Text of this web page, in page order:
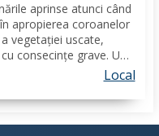
aprinse atunci când
apropierea coroanelor
vegetației uscate,
consecințe grave. Un
ieri, în cimitirul dinLocal